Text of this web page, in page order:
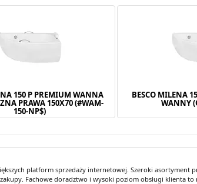
150 P PREMIUM WANNA
PRAWA 150X70 (#WAM-
150-NP$)
BESCO MILENA
WANNY
platform sprzedaży internetowej. Szeroki
Fachowe doradztwo i wysoki poziom obsługi klienta to